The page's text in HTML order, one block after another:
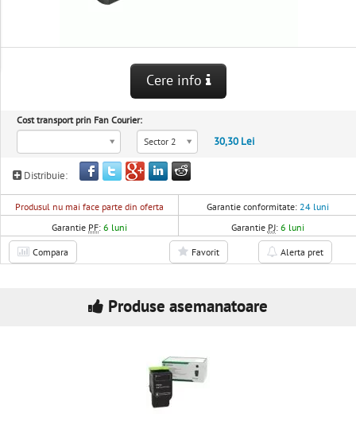
Cere info
Cost transport prin Fan Courier:
Sector 2
30,30 Lei
Distribuie:
Produsul nu mai face parte din oferta Garantie conformitate: 24 luni
Garantie PF:6 luni Garantie PJ: 6 luni
Compara Favorit Alerta pret
Produse asemanatoare